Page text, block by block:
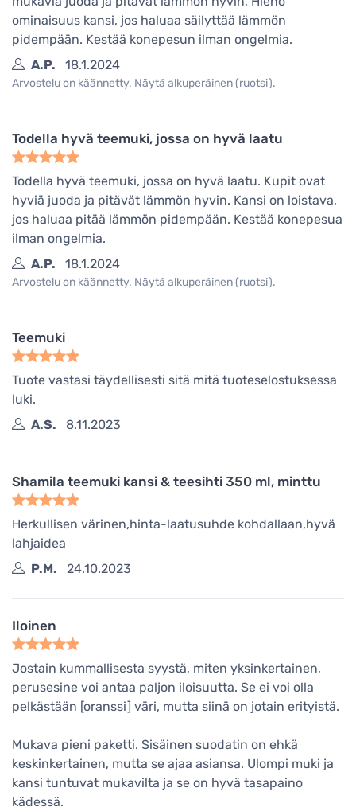
ominaisuus kansi, jos haluaa säilyttää lämmön
pidempään. Kestää konepesun ilman ongelmia.
A.P.
18.1.2024
Arvostelu on käännetty. Näytä alkuperäinen (ruotsi).
Todella hyvä teemuki, jossa on hyvä laatu
Todella hyvä teemuki, jossa on hyvä laatu. Kupit ovat
hyviä juoda ja pitävät lämmön hyvin. Kansi on loistava,
jos haluaa pitää lämmön pidempään. Kestää konepesua
ilman ongelmia.
A.P.
18.1.2024
Arvostelu on käännetty. Näytä alkuperäinen (ruotsi).
Teemuki
Tuote vastasi täydellisesti sitä mitä tuoteselostuksessa
luki.
A.S.
8.11.2023
Shamila teemuki kansi & teesihti 350 ml, minttu
Herkullisen värinen,hinta-laatusuhde kohdallaan,hyvä
lahjaidea
P.M.
24.10.2023
Iloinen
Jostain kummallisesta syystä, miten yksinkertainen,
perusesine voi antaa paljon iloisuutta. Se ei voi olla
pelkästään [oranssi] väri, mutta siinä on jotain erityistä.
Mukava pieni paketti. Sisäinen suodatin on ehkä
keskinkertainen, mutta se ajaa asiansa. Ulompi muki ja
kansi tuntuvat mukavilta ja se on hyvä tasapaino
kädessä.